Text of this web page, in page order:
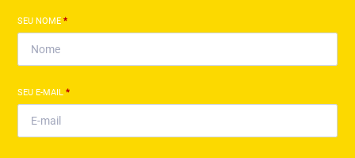
SEU NOME*
SEU E-MAIL*